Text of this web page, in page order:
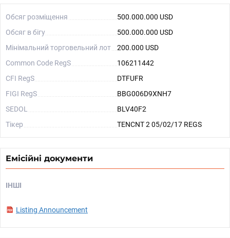
Обсяг розміщення
500.000.000 USD
Обсяг в бігу
500.000.000 USD
Мінімальний торговельний лот
200.000 USD
Common Code RegS
106211442
CFI RegS
DTFUFR
FIGI RegS
BBG006D9XNH7
SEDOL
BLV40F2
Тікер
TENCNT 2 05/02/17 REGS
Емісійні документи
ІНШІ
Listing Announcement